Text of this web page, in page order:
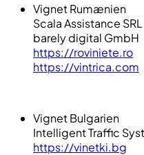
Vignet Rumænien
Scala Assistance SRL
barely digital GmbH
https://roviniete.ro
https://vintrica.com
Vignet Bulgarien
Intelligent Traffic
https://vinetki.bg